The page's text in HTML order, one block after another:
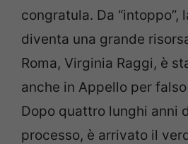
congratula. Da “intoppo”,
diventa una grande
Roma, Virginia Raggi, è
anche in Appello per
Dopo quattro lunghi anni
processo, è arrivato il